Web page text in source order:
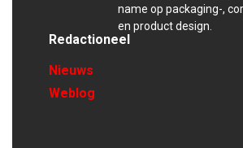
name op packaging-,
en product design.
Redactioneel
Nieuws
Weblog